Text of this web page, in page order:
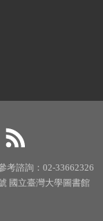
考諮詢：02-33662326
國立臺灣大學圖書館